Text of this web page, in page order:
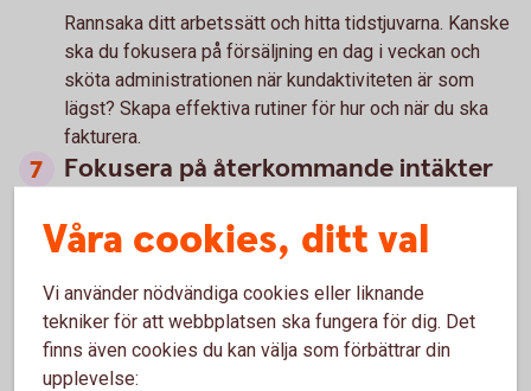
Rannsaka ditt arbetssätt och hitta tidstjuvarna. Kanske
ska du fokusera på försäljning en dag i veckan och
sköta administrationen när kundaktiviteten är som
lägst? Skapa effektiva rutiner för hur och när du ska
fakturera.
Fokusera på återkommande intäkter
stabilisera intäktsflödet och samtidigt fördjupa
relationerna till dina kunder.
Bredda ditt erbjudande
Är du beroende av enstaka produkter eller tjänster kan
det vara läge att tänka större – fler produkter, nya
Våra cookies, ditt val
Vi använder nödvändiga cookies eller liknande
tekniker för att webbplatsen ska fungera för dig. Det
finns även cookies du kan välja som förbättrar din
upplevelse: